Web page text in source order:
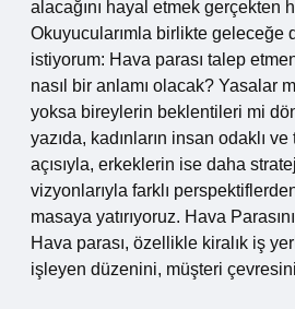
alacağını hayal etmek gerçekten
Okuyucularımla birlikte geleceğe
istiyorum: Hava parası talep
nasıl bir anlamı olacak? Yasalar
yoksa bireylerin beklentileri mi
yazıda, kadınların insan odaklı
açısıyla, erkeklerin ise daha
vizyonlarıyla farklı
masaya yatırıyoruz. Hava
Hava parası, özellikle kiralık iş
işleyen düzenini, müşteri